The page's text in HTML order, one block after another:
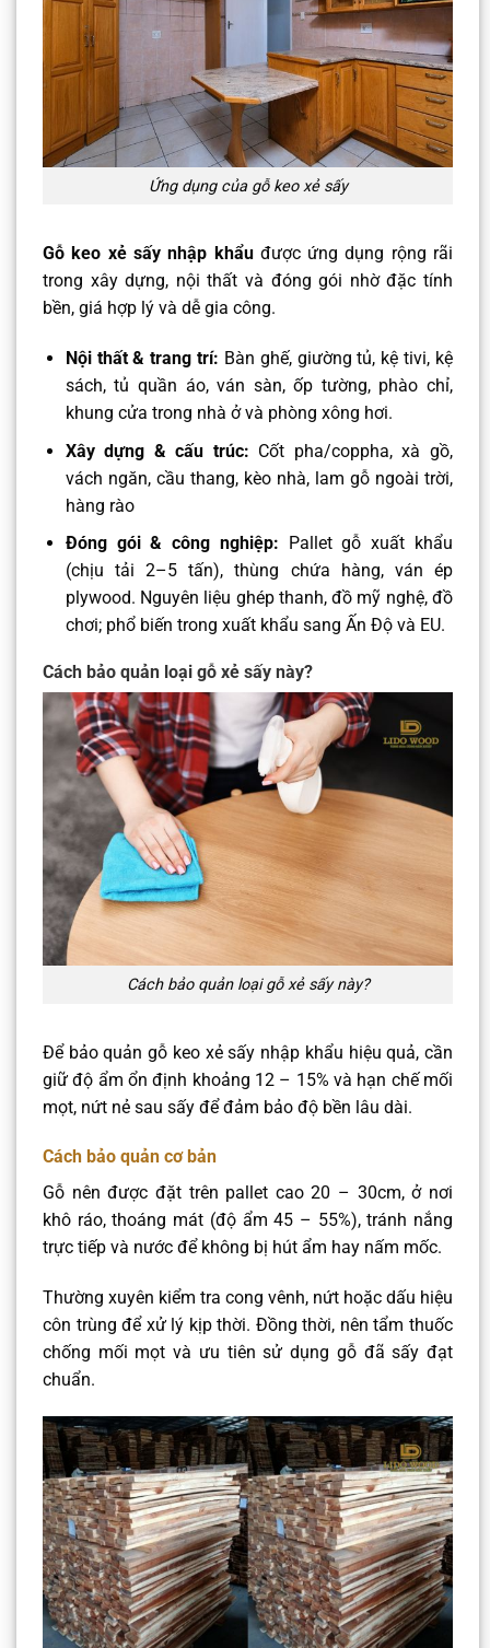
Ứng dụng của gỗ keo xẻ sấy
Gỗ keo xẻ sấy nhập khẩuđược ứng dụng rộng rãi
trong xây dựng, nội thất và đóng gói nhờ đặc tính
bền, giá hợp lý và dễ gia công.
Nội thất & trang trí: Bàn ghế, giường tủ, kệ tivi, kệ
sách, tủ quần áo, ván sàn, ốp tường, phào chỉ,
khung cửa trong nhà ở và phòng xông hơi.
Xây dựng & cấu trúc: Cốt pha/coppha, xà gồ,
vách ngăn, cầu thang, kèo nhà, lam gỗ ngoài trời,
hàng rào
Đóng gói & công nghiệp:
Pallet gỗ xuất khẩu
(chịu tải 2–5 tấn), thùng chứa hàng, ván ép
plywood. Nguyên liệu ghép thanh, đồ mỹ nghệ, đồ
chơi; phổ biến trong xuất khẩu sang Ấn Độ và EU.
Cách bảo quản loại gỗ xẻ sấy này?
Cách bảo quản loại gỗ xẻ sấy này?
Để bảo quản gỗ keo xẻ sấy nhập khẩu hiệu quả, cần
giữ độ ẩm ổn định khoảng 12 – 15% và hạn chế mối
mọt, nứt nẻ sau sấy để đảm bảo độ bền lâu dài.
Cách bảo quản cơ bản
Gỗ nên được đặt trên pallet cao 20 – 30cm, ở nơi
khô ráo, thoáng mát (độ ẩm 45 – 55%), tránh nắng
trực tiếp và nước để không bị hút ẩm hay nấm mốc.
Thường xuyên kiểm tra cong vênh, nứt hoặc dấu hiệu
côn trùng để xử lý kịp thời. Đồng thời, nên tẩm thuốc
chống mối mọt và ưu tiên sử dụng gỗ đã sấy đạt
chuẩn.